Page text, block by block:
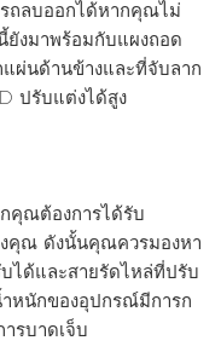
ถลบออกได้หากคุณไม่
ยังมาพร้อมกับแผงถอด
ผ่นด้านข้างและที่จับลาก
ปรับแต่งได้สูง
คุณต้องการได้รับ
คุณ ดังนั้นคุณควรมองหา
ได้และสายรัดไหล่ที่ปรับ
หนักของอุปกรณ์มีการก
รบาดเจ็บ